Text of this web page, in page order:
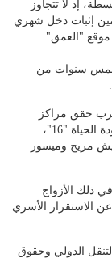
إذ لا تتجاوز
إثبات دخل شهري
موقع "العمق"
خمس سنوات من
حقق مراكز
متقدمة في بعض المؤشرات، منها الاقتصاد "7"، وجودة الحياة "16"،
عيش مريح وميسور
ذلك الأزواج
عن الاستقرار الأسري
الدولي وحقوق